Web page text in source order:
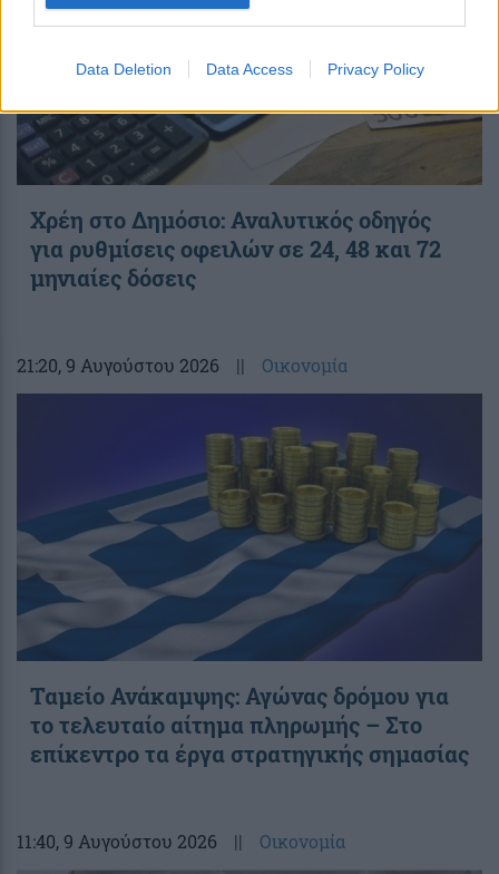
Data Deletion Data Access Privacy Policy
Χρέη στο Δημόσιο: Αναλυτικός οδηγός
για ρυθμίσεις οφειλών σε 24, 48 και 72
μηνιαίες δόσεις
21:20, 9 Αυγούστου 2026 || Οικονομία
Ταμείο Ανάκαμψης: Αγώνας δρόμου για
το τελευταίο αίτημα πληρωμής – Στο
επίκεντρο τα έργα στρατηγικής σημασίας
11:40, 9 Αυγούστου 2026 || Οικονομία